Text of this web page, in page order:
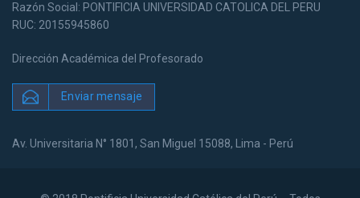
Razón Social: PONTIFICIA UNIVERSIDAD CATOLICA DEL PERU
RUC: 20155945860
Dirección Académica del Profesorado
Enviar mensaje
Av. Universitaria N° 1801, San Miguel 15088, Lima - Perú